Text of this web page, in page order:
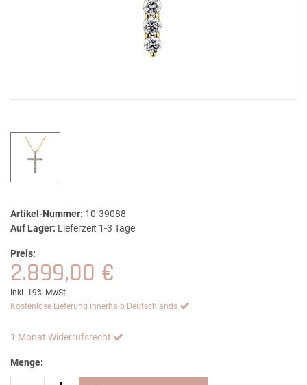
Artikel-Nummer: 10-39088
Auf Lager: Lieferzeit 1-3 Tage
Preis:
2.899,00 €
inkl. 19% MwSt.
Kostenlose Lieferung innerhalb Deutschlands
1 Monat Widerrufsrecht
Menge: